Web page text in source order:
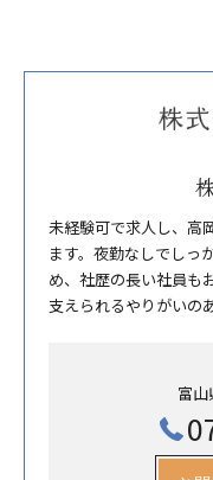
未経験可で求人し、高
ます。夜勤なしでしっ
め、社歴の長い社員も
支えられるやりがいの
富